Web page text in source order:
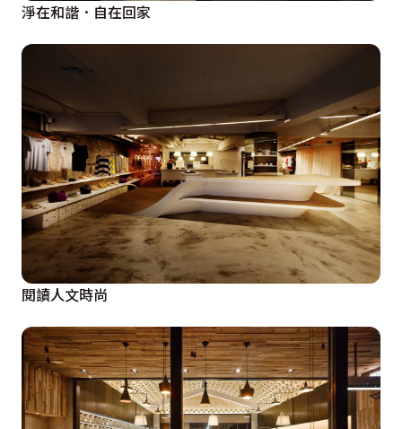
淨在和諧．自在回家
閱讀人文時尚